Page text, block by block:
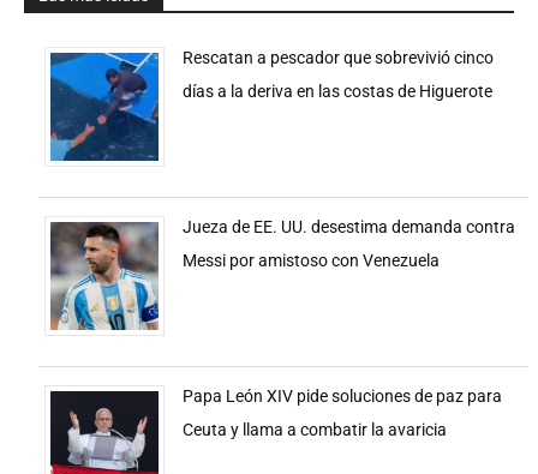
Rescatan a pescador que sobrevivió cinco
días a la deriva en las costas de Higuerote
Jueza de EE. UU. desestima demanda contra
Messi por amistoso con Venezuela
Papa León XIV pide soluciones de paz para
Ceuta y llama a combatir la avaricia